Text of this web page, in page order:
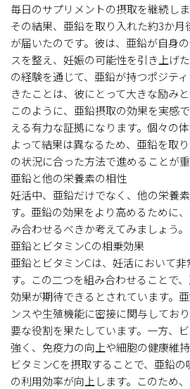
毎日のサプリメントの摂取を継続しま
その結果、亜鉛を取り入れた約3か
が届いたのです。彼は、亜鉛が自身
スを整え、妊娠の可能性を引き上げ
の経験を通じて、亜鉛が持つポジテ
きたことは、彼にとって大きな励みと
このように、亜鉛摂取の効果を実感
える有力な証拠になります。個々の
よって結果は異なるため、亜鉛を取
の状況に合った方法で進めることが重
亜鉛と他の栄養素の相性
妊活中、亜鉛だけでなく、他の栄養
す。亜鉛の効果をより高めるために
み合わせるべきか考えてみましょう。
亜鉛とビタミンCの相乗効果
亜鉛とビタミンCは、妊活において
す。この二つを組み合わせることで
効果が期待できるとされています。
ンスや生殖機能に密接に関与してお
要な役割を果たしています。一方、
強く、免疫力の向上や細胞の健康維持
ビタミンCを摂取することで、亜鉛
の利用効率が向上します。このため